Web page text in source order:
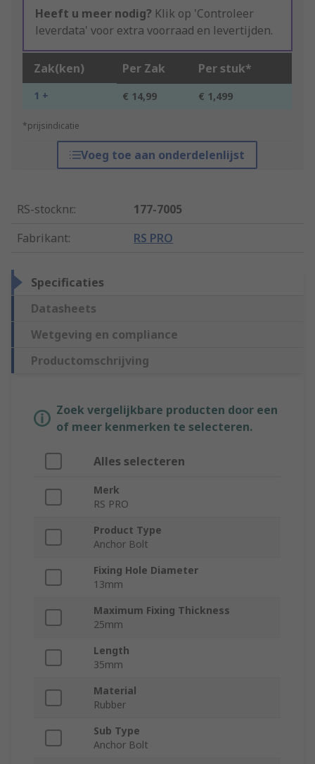
Heeft u meer nodig? Klik op 'Controleer
leverdata' voor extra voorraad en levertijden.
Zak(ken) Per Zak Per stuk*
1 + € 14,99 € 1,499
*prijsindicatie
Voeg toe aan onderdelenlijst
RS-stocknr.:
177-7005
Fabrikant: RS PRO
Specificaties
Datasheets
Wetgeving en compliance
Productomschrijving
Zoek vergelijkbare producten door een
of meer kenmerken te selecteren.
Alles selecteren
Merk
RS PRO
Product Type
Anchor Bolt
Fixing Hole Diameter
13mm
Maximum Fixing Thickness
25mm
Length
35mm
Material
Rubber
Sub Type
Anchor Bolt